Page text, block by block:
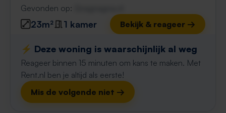
Gevonden op:
23m² 1 kamer Bekijk & reageer →
⚡️ Deze woning is waarschijnlijk al weg
Reageer binnen 15 minuten om kans te maken. Met
Rent.nl ben je altijd als eerste!
Mis de volgende niet →